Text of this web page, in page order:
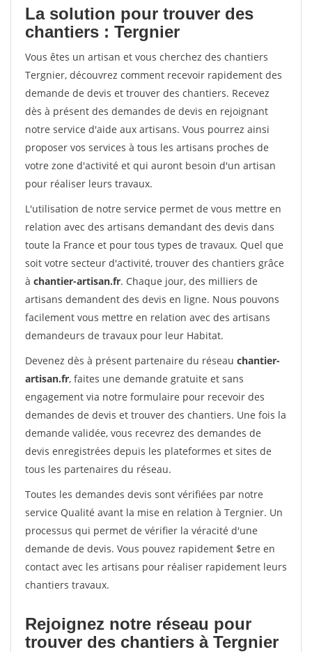
La solution pour trouver des
chantiers : Tergnier
Vous êtes un artisan et vous cherchez des chantiers
Tergnier, découvrez comment recevoir rapidement des
demande de devis et trouver des chantiers. Recevez
dès à présent des demandes de devis en rejoignant
notre service d'aide aux artisans. Vous pourrez ainsi
proposer vos services à tous les artisans proches de
votre zone d'activité et qui auront besoin d'un artisan
pour réaliser leurs travaux.
L'utilisation de notre service permet de vous mettre en
relation avec des artisans demandant des devis dans
toute la France et pour tous types de travaux. Quel que
soit votre secteur d'activité, trouver des chantiers grâce
à chantier-artisan.fr. Chaque jour, des milliers de
artisans demandent des devis en ligne. Nous pouvons
facilement vous mettre en relation avec des artisans
demandeurs de travaux pour leur Habitat.
Devenez dès à présent partenaire du réseau chantier-
artisan.fr, faites une demande gratuite et sans
engagement via notre formulaire pour recevoir des
demandes de devis et trouver des chantiers. Une fois la
demande validée, vous recevrez des demandes de
devis enregistrées depuis les plateformes et sites de
tous les partenaires du réseau.
Toutes les demandes devis sont vérifiées par notre
service Qualité avant la mise en relation à Tergnier. Un
processus qui permet de vérifier la véracité d'une
demande de devis. Vous pouvez rapidement $etre en
contact avec les artisans pour réaliser rapidement leurs
chantiers travaux.
Rejoignez notre réseau pour
trouver des chantiers à Tergnier